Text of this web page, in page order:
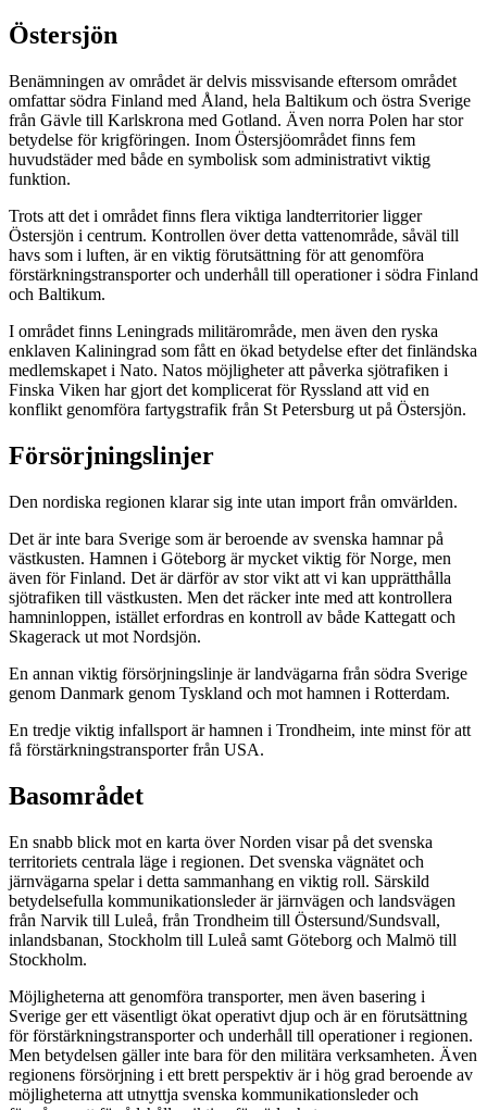
Östersjön
Benämningen av området är delvis missvisande eftersom området
omfattar södra Finland med Åland, hela Baltikum och östra Sverige
från Gävle till Karlskrona med Gotland. Även norra Polen har stor
betydelse för krigföringen. Inom Östersjöområdet finns fem
huvudstäder med både en symbolisk som administrativt viktig
funktion.
Trots att det i området finns flera viktiga landterritorier ligger
Östersjön i centrum. Kontrollen över detta vattenområde, såväl till
havs som i luften, är en viktig förutsättning för att genomföra
förstärkningstransporter och underhåll till operationer i södra Finland
och Baltikum.
I området finns Leningrads militärområde, men även den ryska
enklaven Kaliningrad som fått en ökad betydelse efter det finländska
medlemskapet i Nato. Natos möjligheter att påverka sjötrafiken i
Finska Viken har gjort det komplicerat för Ryssland att vid en
konflikt genomföra fartygstrafik från St Petersburg ut på Östersjön.
Försörjningslinjer
Den nordiska regionen klarar sig inte utan import från omvärlden.
Det är inte bara Sverige som är beroende av svenska hamnar på
västkusten. Hamnen i Göteborg är mycket viktig för Norge, men
även för Finland. Det är därför av stor vikt att vi kan upprätthålla
sjötrafiken till västkusten. Men det räcker inte med att kontrollera
hamninloppen, istället erfordras en kontroll av både Kattegatt och
Skagerack ut mot Nordsjön.
En annan viktig försörjningslinje är landvägarna från södra Sverige
genom Danmark genom Tyskland och mot hamnen i Rotterdam.
En tredje viktig infallsport är hamnen i Trondheim, inte minst för att
få förstärkningstransporter från USA.
Basområdet
En snabb blick mot en karta över Norden visar på det svenska
territoriets centrala läge i regionen. Det svenska vägnätet och
järnvägarna spelar i detta sammanhang en viktig roll. Särskild
betydelsefulla kommunikationsleder är järnvägen och landsvägen
från Narvik till Luleå, från Trondheim till Östersund/Sundsvall,
inlandsbanan, Stockholm till Luleå samt Göteborg och Malmö till
Stockholm.
Möjligheterna att genomföra transporter, men även basering i
Sverige ger ett väsentligt ökat operativt djup och är en förutsättning
för förstärkningstransporter och underhåll till operationer i regionen.
Men betydelsen gäller inte bara för den militära verksamheten. Även
regionens försörjning i ett brett perspektiv är i hög grad beroende av
möjligheterna att utnyttja svenska kommunikationsleder och